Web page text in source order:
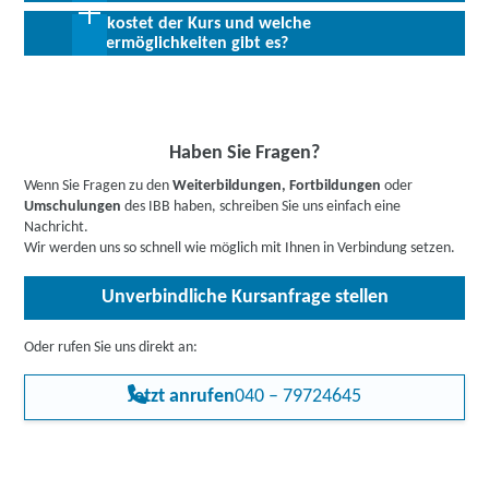
Allen Interessierten stehen wir in einem persönlichen Gespräch
zur Abklärung ihrer individuellen Teilnahmevoraussetzungen zur
Mit den umfangreichen Kenntnissen in der professionellen
Videoschnittsoftware Adobe® Premiere® erhöhen sich Ihre
Was kostet der Kurs und welche
Fördermöglichkeiten gibt es?
hiergerne vorab über Förderprogramme,
Arbeitssuchende ,Berufstätige,Unternehmenoder
Rehabilitand:innen.
Haben Sie Fragen?
Wenn Sie Fragen zu denWeiterbildungen, Fortbildungen oder
Umschulungen des IBB haben, schreiben Sie uns einfach eine
Nachricht.
Wir werden uns so schnell wie möglich mit Ihnen in Verbindung setzen.
Unverbindliche Kursanfrage stellen
Oder rufen Sie uns direkt an:
Jetzt anrufen040 – 79724645